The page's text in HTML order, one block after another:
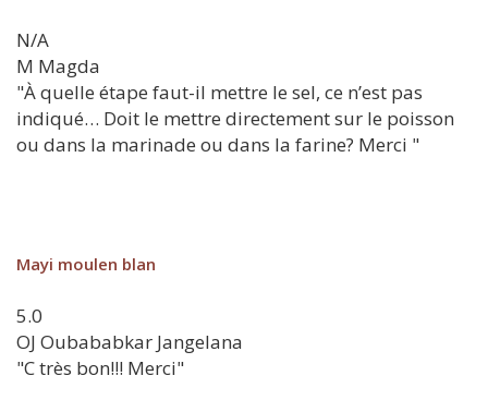
N/A
M Magda
"À quelle étape faut-il mettre le sel, ce n’est pas
indiqué… Doit le mettre directement sur le poisson
ou dans la marinade ou dans la farine? Merci "
Mayi moulen blan
5.0
OJ Oubababkar Jangelana
"C très bon!!! Merci"